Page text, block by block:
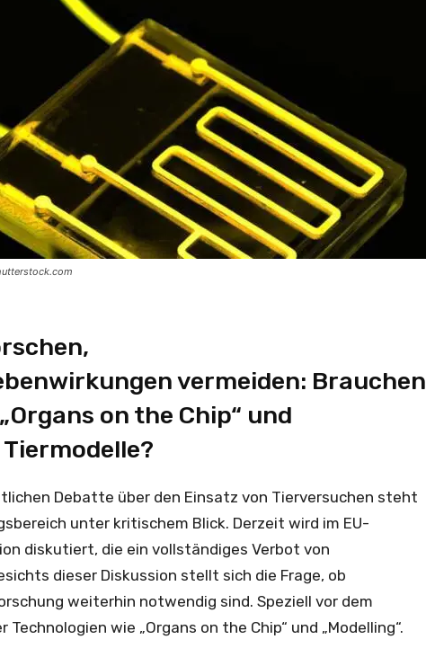
vermeiden: Brauchen
on the Chip“ und
Debatte über den Einsatz von Tierversuchen steht
unter kritischem Blick. Derzeit wird im EU-
diskutiert, die ein vollständiges Verbot von
dieser Diskussion stellt sich die Frage, ob
weiterhin notwendig sind. Speziell vor dem
wie „Organs on the Chip“ und „Modelling“.